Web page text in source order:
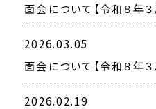
面会について【令和８年３
2026.03.05
面会について【令和８年３
2026.02.19